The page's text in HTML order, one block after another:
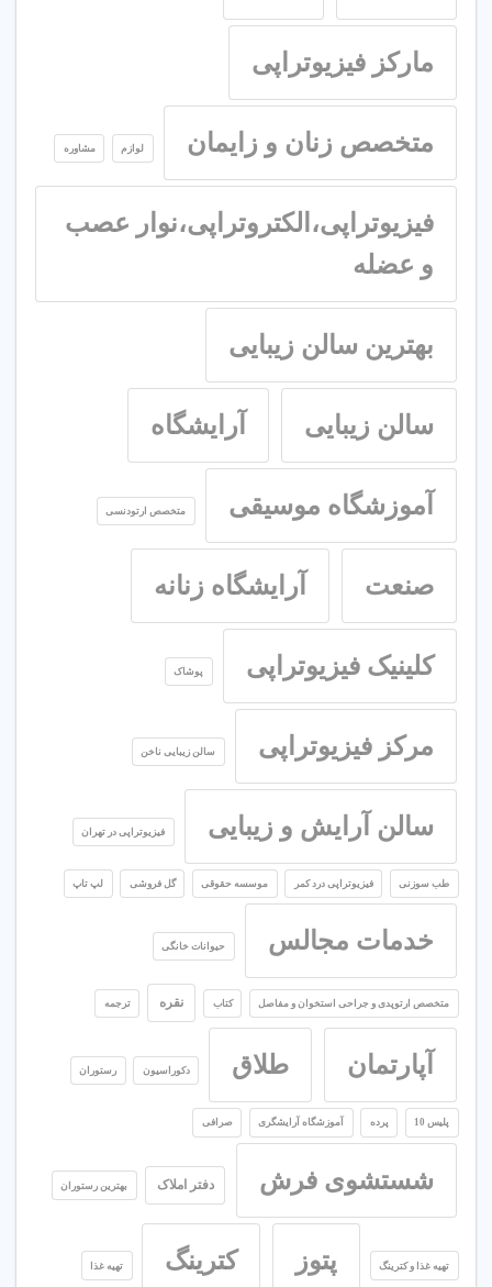
مارکز فیزیوتراپی
متخصص زنان و زایمان لوازم مشاوره
فیزیوتراپی،الکتروتراپی،نوار عصب
و عضله
بهترین سالن زیبایی
سالن زیبایی آرایشگاه
آموزشگاه موسیقی متخصص ارتودنسی
صنعت آرایشگاه زنانه
کلینیک فیزیوتراپی پوشاک
مرکز فیزیوتراپی سالن زیبایی ناخن
سالن آرایش و زیبایی فیزیوتراپی در تهران
طب سوزنی فیزیوتراپی درد کمر موسسه حقوقی گل فروشی لپ تاپ
خدمات مجالس حیوانات خانگی
متخصص ارتوپدی و جراحی استخوان و مفاصل کتاب نقره ترجمه
آپارتمان طلاق دکوراسیون رستوران
پلیس 10 پرده آموزشگاه آرایشگری صرافی
شستشوی فرش دفتر املاک بهترین رستوران
تهیه غذا و کترینگ پتوز کترینگ تهیه غذا